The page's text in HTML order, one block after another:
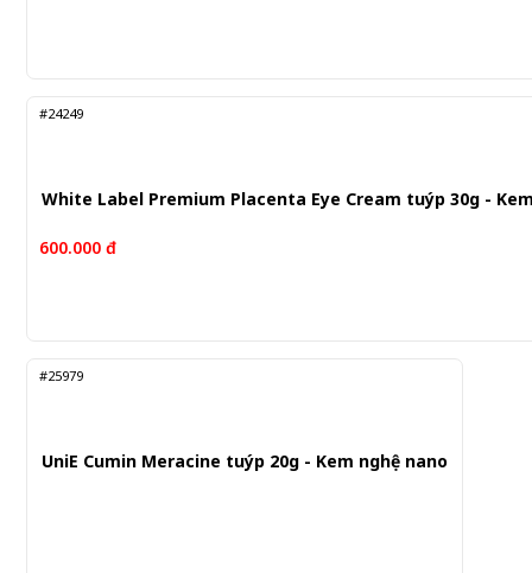
#24249
White Label Premium Placenta Eye Cream tuýp 30g -
600.000 đ
#25979
UniE Cumin Meracine tuýp 20g - Kem nghệ nano